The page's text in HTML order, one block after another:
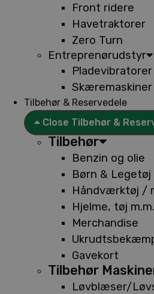
Front ridere
Havetraktorer
Zero Turn
Entreprenørudstyr
Pladevibratorer
Skæremaskiner
Tilbehør & Reservedele
Close Tilbehør &
Tilbehør
Benzin og olie
Børn & Legetøj
Håndværktøj /
Hjelme, tøj m.m.
Merchandise
Gavekort
Tilbehør
Løvblæser/